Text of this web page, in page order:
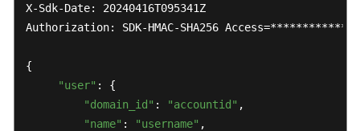
X-Sdk-Date: 20240416T095341Z
Authorization: SDK-HMAC-SHA256
{
"user" : {
"domain_id" : "accountid" ,
"name" : "username" ,